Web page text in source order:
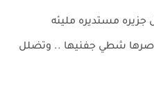
جزيره مستديره مليئه
شطي جفنيها .. وتضلل